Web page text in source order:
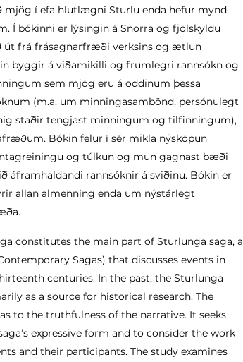
í efa hlutlægni Sturlu enda hefur mynd
Í bókinni er lýsingin á Snorra og fjölskyldu
út frá frásagnarfræði verksins og ætlun
byggir á viðamikilli og frumlegri rannsókn og
sem mjög eru á oddinum þessa
(m.a. um minningasambönd, persónulegt
staðir tengjast minningum og tilfinningum),
Bókin felur í sér mikla nýsköpun
og túlkun og mun gagnast bæði
rannsóknir á sviðinu. Bókin er
allan almenning enda um nýstárlegt
constitutes the main part of Sturlunga saga, a
Sagas) that discusses events in
centuries. In the past, the Sturlunga
as a source for historical research. The
to the truthfulness of the narrative. It seeks
expressive form and to consider the work
and their participants. The study examines